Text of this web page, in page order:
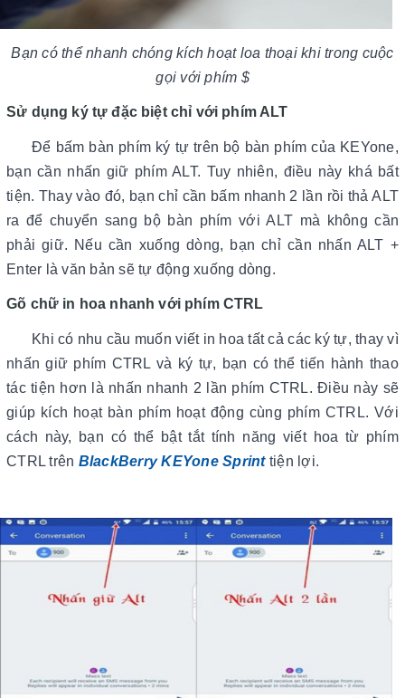
Bạn có thể nhanh chóng kích hoạt loa thoại khi trong cuộc
gọi với phím $
Sử dụng ký tự đặc biệt chỉ với phím ALT
Để bấm bàn phím ký tự trên bộ bàn phím của KEYone,
bạn cần nhấn giữ phím ALT. Tuy nhiên, điều này khá bất
tiện. Thay vào đó, bạn chỉ cần bấm nhanh 2 lần rồi thả ALT
ra để chuyển sang bộ bàn phím với ALT mà không cần
phải giữ. Nếu cần xuống dòng, bạn chỉ cần nhấn ALT +
Enter là văn bản sẽ tự động xuống dòng.
Gõ chữ in hoa nhanh với phím CTRL
Khi có nhu cầu muốn viết in hoa tất cả các ký tự, thay vì
nhấn giữ phím CTRL và ký tự, bạn có thể tiến hành thao
tác tiện hơn là nhấn nhanh 2 lần phím CTRL. Điều này sẽ
giúp kích hoạt bàn phím hoạt động cùng phím CTRL. Với
cách này, bạn có thể bật tắt tính năng viết hoa từ phím
CTRL trên BlackBerry KEYone Sprint tiện lợi.